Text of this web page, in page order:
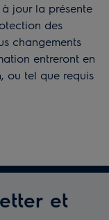
jour la présente
des
changements
entreront en
ou tel que requis
et